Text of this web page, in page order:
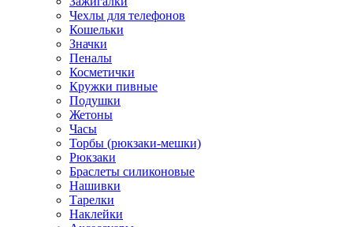
Чехлы для телефонов
Кошельки
Значки
Пеналы
Косметички
Кружки пивные
Подушки
Жетоны
Часы
Торбы (рюкзаки-мешки)
Рюкзаки
Браслеты силиконовые
Нашивки
Тарелки
Наклейки